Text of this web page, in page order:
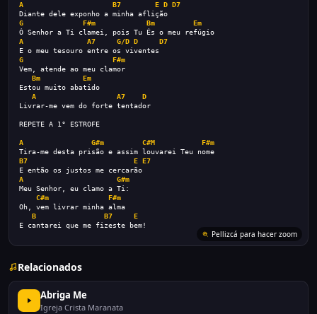
A
B7 E D D7
Diante dele exponho a minha aflição
G
F#m Bm
Em
Ó Senhor a Ti clamei, pois Tu És o meu refúgio
A
A7 G/D D
D7
E o meu tesouro entre os viventes
G
F#m
Vem, atende ao meu clamor
Bm
Em
Estou muito abatido
A
A7
D
Livrar-me vem do forte tentador
REPETE A 1° ESTROFE
A G#m C#M
F#m
Tira-me desta prisão e assim louvarei Teu nome
B7
E E7
E então os justos me cercarão
A
G#m
Meu Senhor, eu clamo a Ti:
C#m
F#m
Oh, vem livrar minha alma
B
B7
E
E cantarei que me fizeste bem!
Pellizcá para hacer zoom
Relacionados
Abriga Me
Igreja Crista Maranata